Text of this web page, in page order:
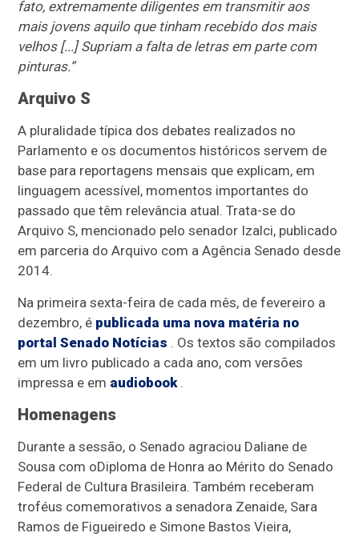
fato, extremamente diligentes em transmitir aos
mais jovens aquilo que tinham recebido dos mais
velhos [...] Supriam a falta de letras em parte com
pinturas.”
Arquivo S
A pluralidade típica dos debates realizados no
Parlamento e os documentos históricos servem de
base para reportagens mensais que explicam, em
linguagem acessível, momentos importantes do
passado que têm relevância atual. Trata-se do
Arquivo S, mencionado pelo senador Izalci, publicado
em parceria do Arquivo com a Agência Senado desde
2014.
Na primeira sexta-feira de cada mês, de fevereiro a
dezembro, é publicada uma nova matéria no
portal Senado Notícias . Os textos são compilados
em um livro publicado a cada ano, com versões
impressa e em audiobook.
Homenagens
Durante a sessão, o Senado agraciou Daliane de
Sousa com oDiploma de Honra ao Mérito do Senado
Federal de Cultura Brasileira. Também receberam
troféus comemorativos a senadora Zenaide, Sara
Ramos de Figueiredo e Simone Bastos Vieira,